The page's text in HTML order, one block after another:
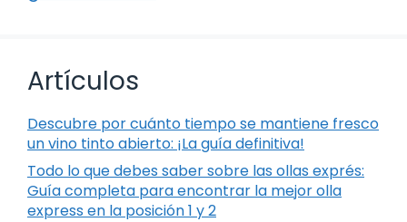
Artículos
Descubre por cuánto tiempo se mantiene fresco
un vino tinto abierto: ¡La guía definitiva!
Todo lo que debes saber sobre las ollas exprés:
Guía completa para encontrar la mejor olla
express en la posición 1 y 2